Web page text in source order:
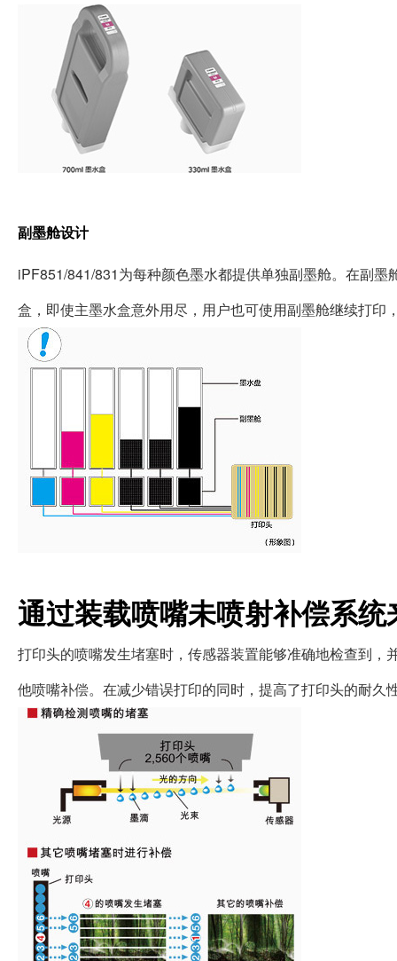
副墨舱设计
iPF851/841/831为每种颜色墨水都提供单独副墨舱。在副
盒，即使主墨水盒意外用尽，用户也可使用副墨舱继续打印
通过装载喷嘴未喷射补偿系
打印头的喷嘴发生堵塞时，传感器装置能够准确地检查到
他喷嘴补偿。在减少错误打印的同时，提高了打印头的耐久